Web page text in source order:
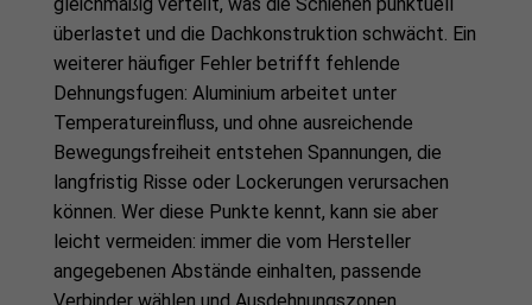
überlastet und die Dachkonstruktion schwächt. Ein
weiterer häufiger Fehler betrifft fehlende
Dehnungsfugen: Aluminium arbeitet unter
Temperatureinfluss, und ohne ausreichende
Bewegungsfreiheit entstehen Spannungen, die
langfristig Risse oder Lockerungen verursachen
können. Wer diese Punkte kennt, kann sie aber
leicht vermeiden: immer die vom Hersteller
angegebenen Abstände einhalten, passende